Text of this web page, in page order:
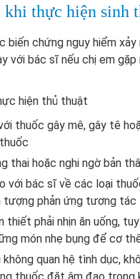
thực hiện sinh
biến chứng nguy hiểm
với bác sĩ nếu chị em
hiện thủ thuật
thuốc gây mê, gây tê
thai hoặc nghi ngờ bản
với bác sĩ về các loại
tượng phản ứng tương tác
thiết phải nhịn ăn uống,
món nhẹ bụng để cơ
quan hệ tình dục,